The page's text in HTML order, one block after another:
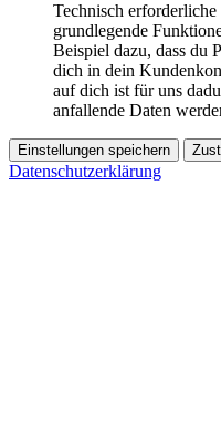
Technisch
grundlegende
Beispiel dazu, dass du
dich in dein
auf dich ist für uns
anfallende Daten
Einstellungen speichern
Datenschutzerklärung